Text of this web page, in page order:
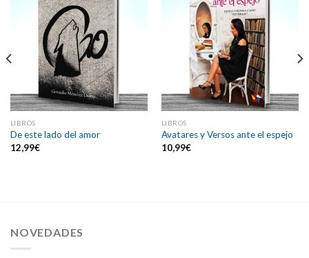
LIBROS
De este lado del amor
12,99€
LIBROS
Avatares y Versos ante el espejo
10,99€
NOVEDADES